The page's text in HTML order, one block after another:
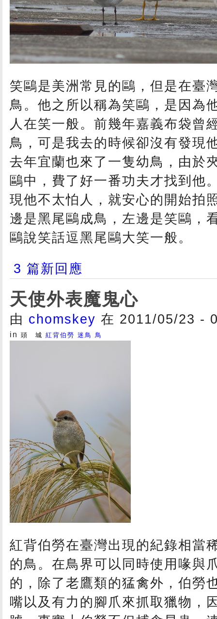
笑鷗是美洲常見的鷗，但是在臺
鳥。他之所以稱為笑鷗，是因為
人在笑一般。前幾年嘉義布袋曾
鳥，可是我去的時候卻沒有發現
去年宜蘭也來了一隻幼鳥，由於
鷗中，費了好一番功夫才找到他
現他不太怕人，就安心的開始拍
邊是黑尾鷗成鳥，左邊是笑鷗，
鷗說笑話逗黑尾鷗大笑一般。
3 篇新回應
天使外表魔鬼心
由 chomskey 在 2011/05/23 -
in 頭 城 紅背伯勞 迷鳥 鳥
紅背伯勞在臺灣出現的紀錄相當
的鳥。在鳥界可以同時使用喙與
的，除了老鷹類的猛禽外，伯勞
嘴以及有力的腳爪來抓取獵物，